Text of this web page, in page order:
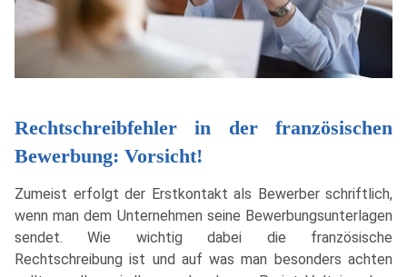
Rechtschreibfehler in der französischen
Bewerbung: Vorsicht!
Zumeist erfolgt der Erstkontakt als Bewerber schriftlich,
wenn man dem Unternehmen seine Bewerbungsunterlagen
sendet. Wie wichtig dabei die französische
Rechtschreibung ist und auf was man besonders achten